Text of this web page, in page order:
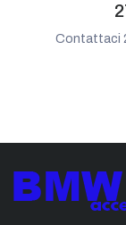
Contattaci